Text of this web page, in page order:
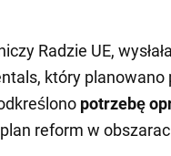
Radzie UE,
który planowano
potrzebę
reform w